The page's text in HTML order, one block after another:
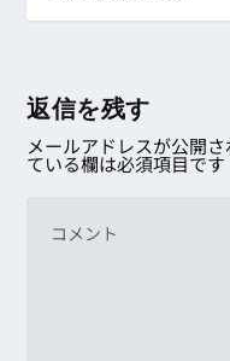
返信を残す
メールアドレスが公開
ている欄は必須項目です